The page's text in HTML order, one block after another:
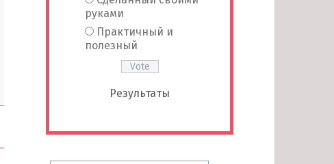
руками
Практичный и
полезный
Результаты